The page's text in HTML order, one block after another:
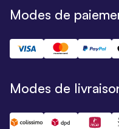
Modes de
Modes de